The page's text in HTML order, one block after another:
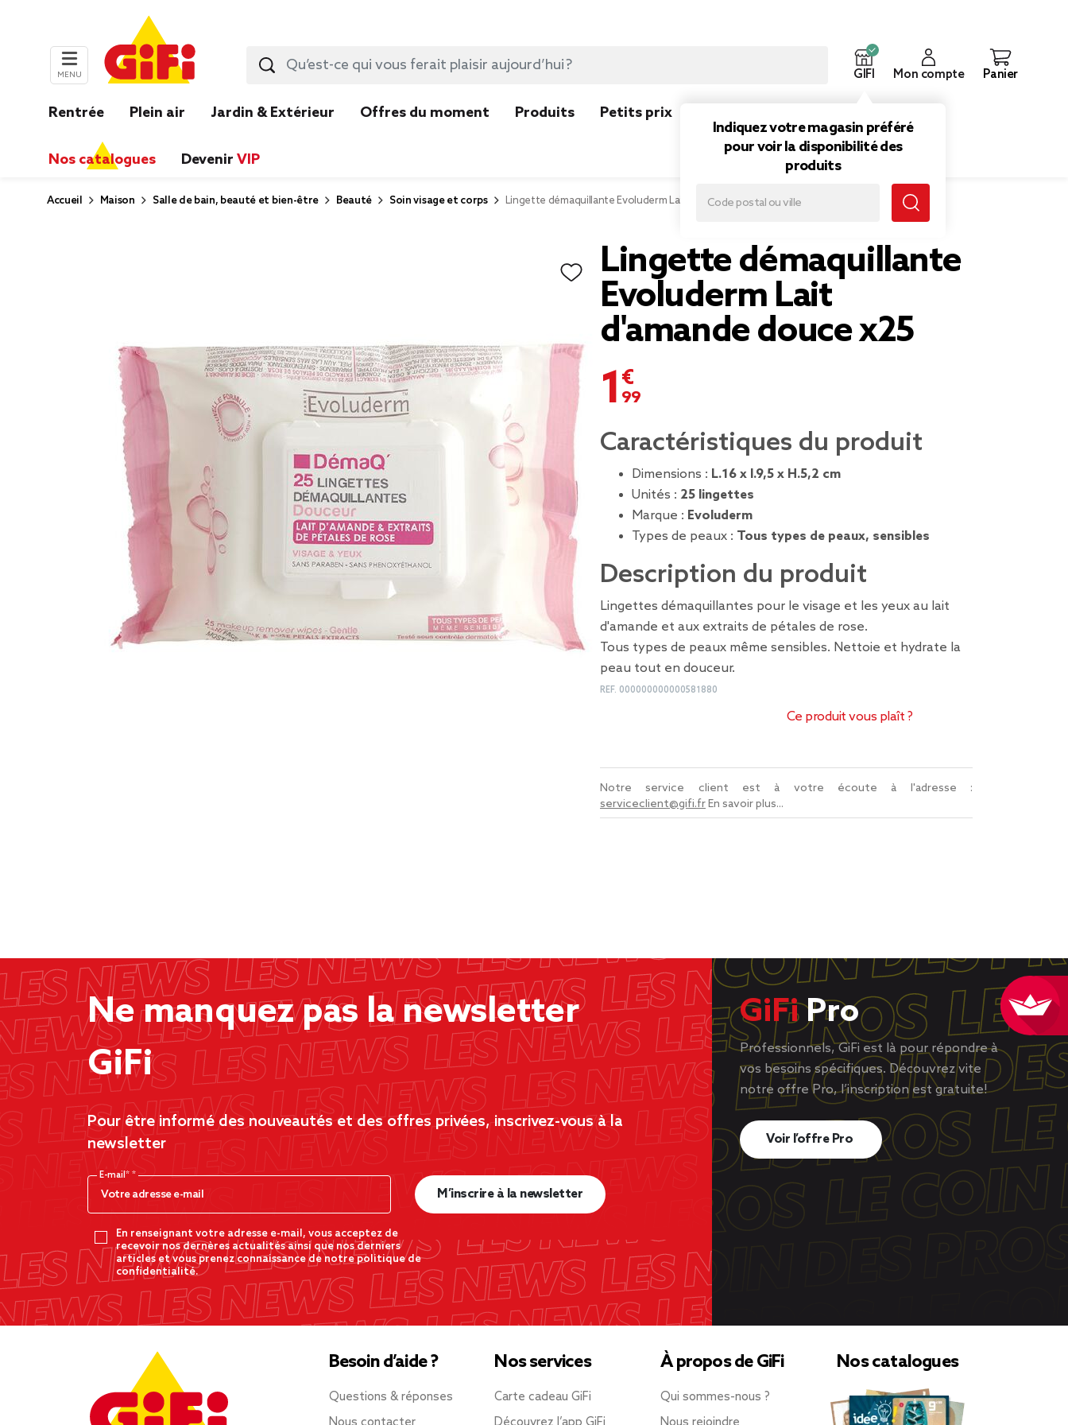
MENU GIFI
Indiquez votre magasin préféré
pour voir la disponibilité des
produits
Mon compte Panier
Rentrée Plein air Jardin & Extérieur Offres du moment Produits Petits prix
Nos catalogues Devenir VIP
Accueil Maison Salle de bain, beauté et bien-être Beauté Soin visage et corps Lingette démaquillante Evoluderm Lait d'amande douce x25
Lingette démaquillante
Evoluderm Lait
d'amande douce x25
1,99 €
Caractéristiques du produit
Dimensions : L.16 x l.9,5 x H.5,2 cm
Unités : 25 lingettes
Marque : Evoluderm
Types de peaux : Tous types de peaux, sensibles
Description du produit
Lingettes démaquillantes pour le visage et les yeux au lait
d'amande et aux extraits de pétales de rose.
Tous types de peaux même sensibles. Nettoie et hydrate la
peau tout en douceur.
REF. 000000000000581880
Ce produit vous plaît ?
Notre service client est à votre écoute à l'adresse :
serviceclient@gifi.frEn savoir plus...
Ne manquez pas la newsletter
GiFi
Pour être informé des nouveautés et des offres privées, inscrivez-vous à la
newsletter
E-mail*
En renseignant votre adresse e-mail, vous acceptez de
recevoir nos dernères actualités ainsi que nos derniers
articles et vous prenez connaissance de notre politique de
confidentialité.
M’inscrire à la newsletter
GiFiPro
Professionnels, GiFi est là pour répondre à
vos besoins spécifiques. Découvrez vite
notre offre Pro, l’inscription est gratuite!
Voir l’offre Pro
Besoin d’aide ?
Questions & réponses
Nos services
Carte cadeau GiFi
À propos de GiFi
Qui sommes-nous ?
Nos catalogues